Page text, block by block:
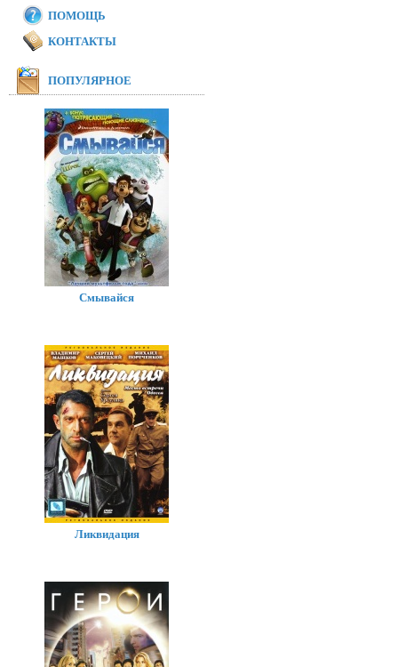
ПОМОЩЬ
КОНТАКТЫ
ПОПУЛЯРНОЕ
Смывайся
Ликвидация